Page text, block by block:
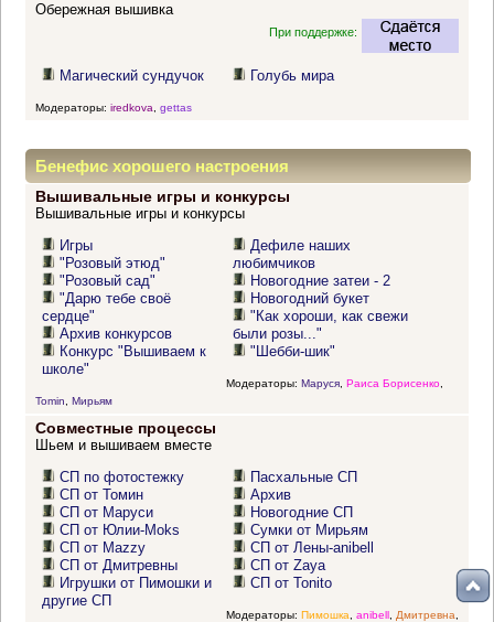
Обережная вышивка
При поддержке:
Магический сундучок Голубь мира
Модераторы: iredkova gettas
Бенефис хорошего настроения
Вышивальные игры и конкурсы
Вышивальные игры и конкурсы
Игры
"Розовый этюд"
"Розовый сад"
"Дарю тебе своё
сердце"
Архив конкурсов
Конкурс "Вышиваем к
школе"
Дефиле наших
любимчиков
Новогодние затеи - 2
Новогодний букет
"Как хороши, как свежи
были розы..."
"Шебби-шик"
Модераторы: Маруся, Раиса Борисенко,
Tomin
Мирьям
Совместные процессы
Шьем и вышиваем вместе
СП по фотостежку
СП от Томин
СП от Маруси
СП от Юлии-Moks
СП от Mazzy
СП от Дмитревны
Игрушки от Пимошки и
другие СП
Пасхальные СП
Архив
Новогодние СП
Сумки от Мирьям
СП от Лены-anibell
СП от Zaya
СП от Tonito
Модераторы: Пимошка anibell, Дмитревна